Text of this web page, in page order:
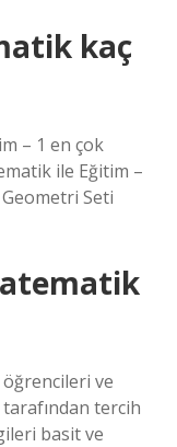
kaç
– 1 en çok
ile Eğitim –
Seti
ve
tercih
basit ve